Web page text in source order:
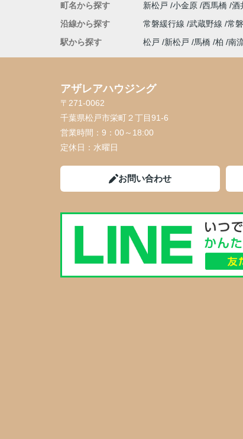
町名から探す
新松戸 小金原 西馬橋 酒
沿線から探す
常磐緩行線 武蔵野線 常
駅から探す
松戸 新松戸 馬橋 柏 南
アザレアハウジング
〒271-0062
千葉県松戸市栄町２丁目91-6
営業時間： 9：00～18:00
定休日： 水曜日
お問い合わせ